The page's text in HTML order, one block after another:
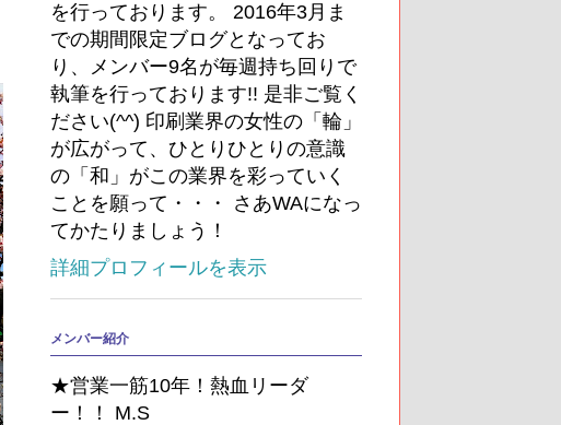
を行っております。 2016年3月ま
での期間限定ブログとなってお
り、メンバー9名が毎週持ち回りで
執筆を行っております!! 是非ご覧く
ださい(^^) 印刷業界の女性の「輪」
が広がって、ひとりひとりの意識
の「和」がこの業界を彩っていく
ことを願って・・・ さあWAになっ
てかたりましょう！
詳細プロフィールを表示
メンバー紹介
★営業一筋10年！熱血リーダ
ー！！ M.S